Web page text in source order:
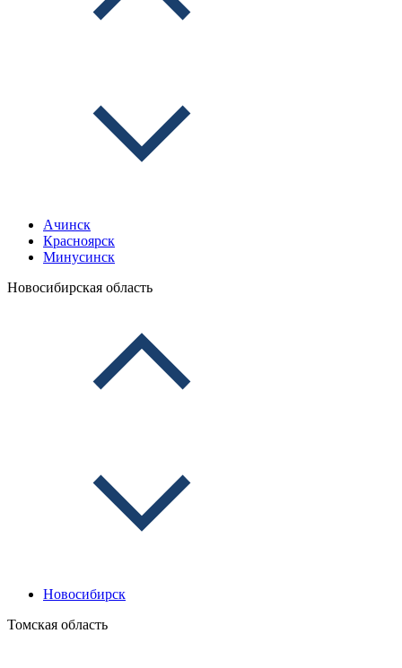
Ачинск
Красноярск
Минусинск
Новосибирская область
Новосибирск
Томская область